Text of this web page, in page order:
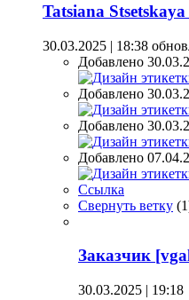
Tatsiana Stsetskaya
30.03.2025 | 18:38
Добавлено
Добавлено
Добавлено
Добавлено
Ссылка
Свернуть ветку (1
Заказчик
30.03.2025 | 19:18